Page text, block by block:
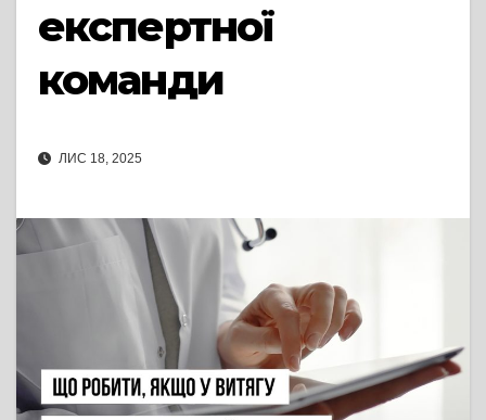
експертної
команди
ЛИС 18, 2025